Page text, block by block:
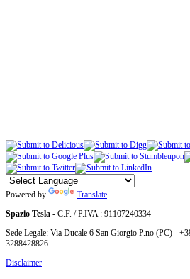
Powered by
Translate
Spazio Tesla - C.F. / P.IVA : 91107240334
Sede Legale: Via Ducale 6 San Giorgio P.no (PC) -
3288428826
Disclaimer